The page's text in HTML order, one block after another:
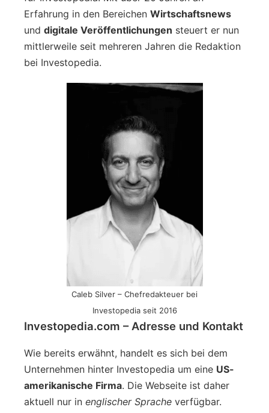
Erfahrung in den Bereichen Wirtschaftsnews
und digitale Veröffentlichungen steuert er nun
mittlerweile seit mehreren Jahren die Redaktion
bei Investopedia.
Caleb Silver – Chefredakteuer bei
Investopedia seit 2016
Investopedia.com – Adresse und Kontakt
Wie bereits erwähnt, handelt es sich bei dem
Unternehmen hinter Investopedia um eine US-
amerikanische Firma. Die Webseite ist daher
aktuell nur in englischer Sprache verfügbar.